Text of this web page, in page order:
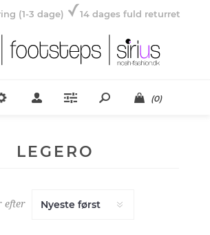
(1-3 dage) 14 dages fuld returret
(0)
LEGERO
efter